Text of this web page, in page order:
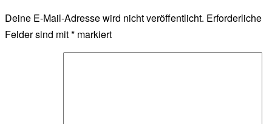
Deine E-Mail-Adresse wird nicht veröffentlicht. Erforderliche
Felder sind mit* markiert